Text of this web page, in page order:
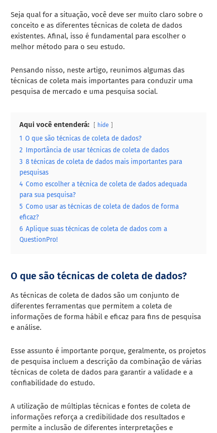
Seja qual for a situação, você deve ser muito claro sobre o
conceito e as diferentes técnicas de coleta de dados
existentes. Afinal, isso é fundamental para escolher o
melhor método para o seu estudo.
Pensando nisso, neste artigo, reunimos algumas das
técnicas de coleta mais importantes para conduzir uma
pesquisa de mercado e uma pesquisa social.
Aqui você entenderá: hide
1 O que são técnicas de coleta de dados?
2 Importância de usar técnicas de coleta de dados
3 8 técnicas de coleta de dados mais importantes para
pesquisas
4 Como escolher a técnica de coleta de dados adequada
para sua pesquisa?
5 Como usar as técnicas de coleta de dados de forma
eficaz?
6 Aplique suas técnicas de coleta de dados com a
QuestionPro!
O que são técnicas de coleta de dados?
As técnicas de coleta de dados são um conjunto de
diferentes ferramentas que permitem a coleta de
informações de forma hábil e eficaz para fins de pesquisa
e análise.
Esse assunto é importante porque, geralmente, os projetos
de pesquisa incluem a descrição da combinação de várias
técnicas de coleta de dados para garantir a validade e a
confiabilidade do estudo.
A utilização de múltiplas técnicas e fontes de coleta de
informações reforça a credibilidade dos resultados e
permite a inclusão de diferentes interpretações e